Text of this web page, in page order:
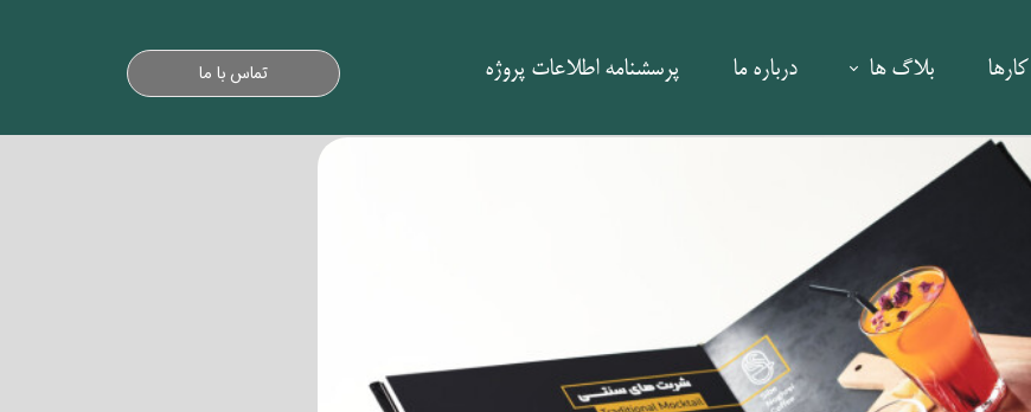
همایش
تیزر
صنعتی
بلاگ ها
تکنولوژی
برندینگ و مارکتینگ "کلینیک زیبایی"
استراتژی برند و ری‌برندینگ
درباره ما پرسشنامه اطلاعات پروژه تماس با ما